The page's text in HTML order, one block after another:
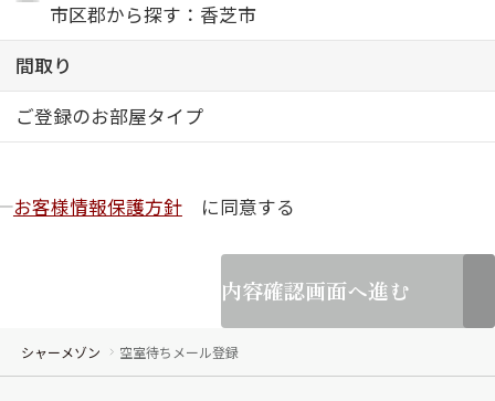
シャーメゾンショップを探す
らくらく内見
シャーメゾンライフサポート
お問い合わせ・よくある質問
市区郡から探す：香芝市
間取り
ご登録のお部屋タイプ
お客様情報保護方針 に同意する
内容確認画面へ進む
シャーメゾン 空室待ちメール登録